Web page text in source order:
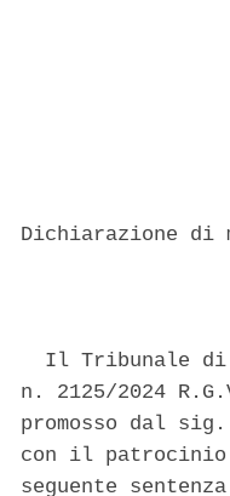
Dichiarazione
Il Tribunale
n. 2125/2024
promosso dal sig.
con il
seguente